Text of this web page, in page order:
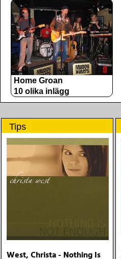
Home Groan
10 olika inlägg
Tips
West, Christa - Nothing Is